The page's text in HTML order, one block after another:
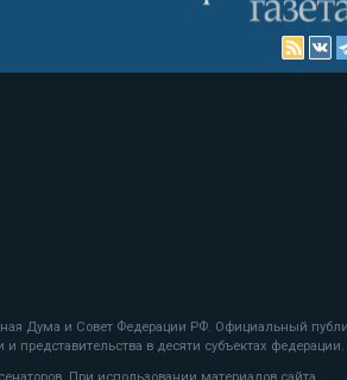
Дума и Совет Федерации РФ. Официальный
представительства в десяти субъектах федерации.